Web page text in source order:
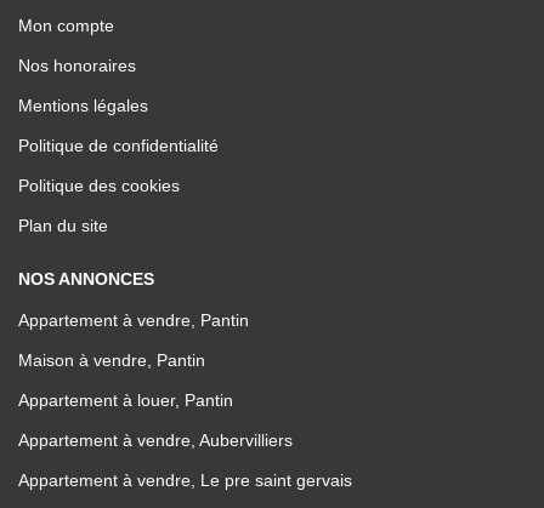
Mon compte
Nos honoraires
Mentions légales
Politique de confidentialité
Politique des cookies
Plan du site
NOS ANNONCES
Appartement à vendre, Pantin
Maison à vendre, Pantin
Appartement à louer, Pantin
Appartement à vendre, Aubervilliers
Appartement à vendre, Le pre saint gervais